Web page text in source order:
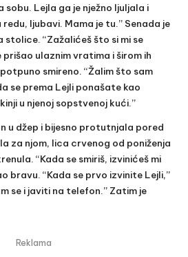
sobu. Lejla ga je nježno ljuljala i
redu, ljubavi. Mama je tu.” Senada je
“Zažalićeš što si mi se
ulaznim vratima i širom ih
smireno. “Žalim što sam
se prema Lejli ponašate kao
u njenoj sopstvenoj kući.”
u džep i bijesno protutnjala pored
za njom, lica crvenog od poniženja
“Kada se smiriš, izvinićeš mi
bravu. “Kada se prvo izvinite Lejli,”
se i javiti na telefon.” Zatim je
Reklama